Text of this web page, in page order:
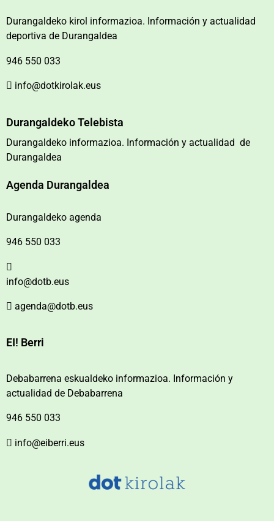
Durangaldeko kirol informazioa. Información y actualidad
deportiva de Durangaldea
946 550 033
info@dotkirolak.eus
Durangaldeko Telebista
Durangaldeko informazioa. Información y actualidad de
Durangaldea
Agenda Durangaldea
Durangaldeko agenda
946 550 033
info@dotb.eus
agenda@dotb.eus
EI! Berri
Debabarrena eskualdeko informazioa. Información y
actualidad de Debabarrena
946 550 033
info@eiberri.eus